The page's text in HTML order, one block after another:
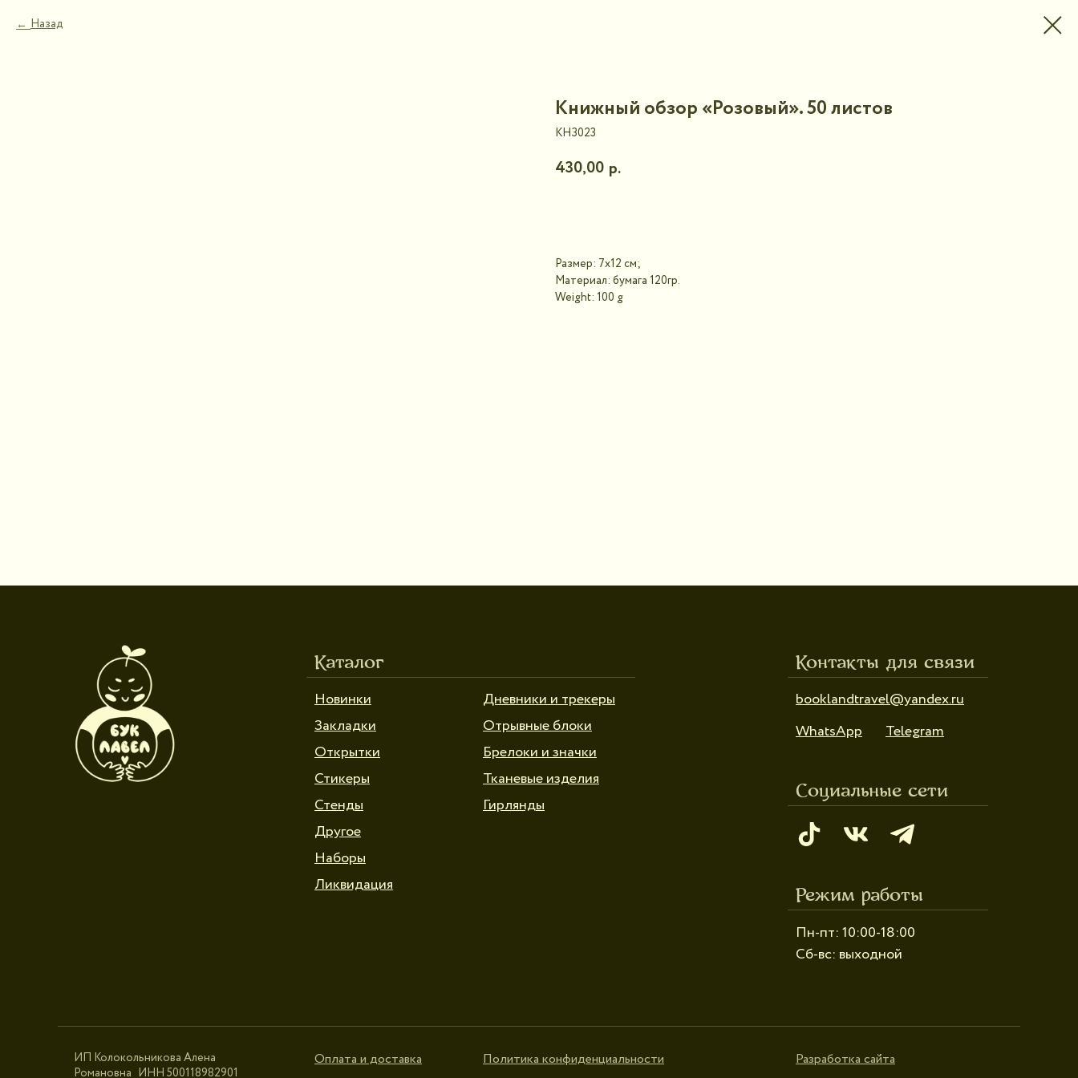
Назад
Книжный обзор «Розовый». 50 листов
КНЗ023
430,00 р.
Размер: 7х12 см;
Материал: бумага 120гр.
Weight: 100 g
Каталог
Новинки
Закладки
Открытки
Стикеры
Стенды
Другое
Наборы
Ликвидация
Дневники и трекеры
Отрывные блоки
Брелоки и значки
Тканевые изделия
Гирлянды
booklandtravel@yandex.ru
WhatsApp
Telegram
ИП Колокольникова Алена
Романовна ИНН 500118982901
Разработка сайта
Политика конфиденциальности
Оплата и доставка
Контакты для связи
Пн-пт: 10:00-18:00
Сб-вс: выходной
Режим работы
Социальные сети